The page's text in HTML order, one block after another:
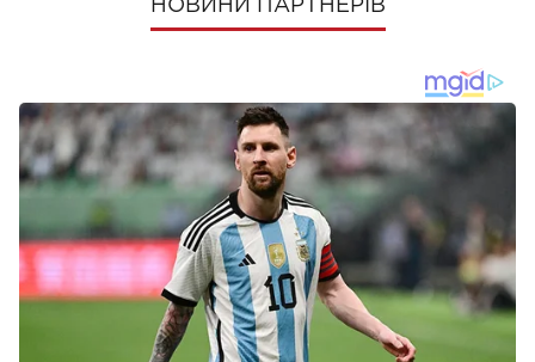
НОВИНИ ПАРТНЕРІВ